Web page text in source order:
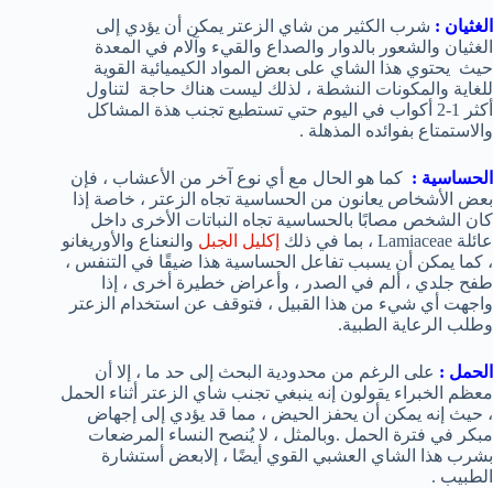
الغثيان : شرب الكثير من شاي الزعتر يمكن أن يؤدي إلى
الغثيان والشعور بالدوار والصداع والقيء وآلام في المعدة
حيث يحتوي هذا الشاي على بعض المواد الكيميائية القوية
للغاية والمكونات النشطة ، لذلك ليست هناك حاجة لتناول
أكثر 1-2 أكواب في اليوم حتي تستطيع تجنب هذة المشاكل
والاستمتاع بفوائده المذهلة .
الحساسية : كما هو الحال مع أي نوع آخر من الأعشاب ، فإن
بعض الأشخاص يعانون من الحساسية تجاه الزعتر ، خاصة إذا
كان الشخص مصابًا بالحساسية تجاه النباتات الأخرى داخل
عائلة Lamiaceae ، بما في ذلك
إكليل الجبل والنعناع والأوريغانو
، كما يمكن أن يسبب تفاعل الحساسية هذا ضيقًا في التنفس ،
طفح جلدي ، ألم في الصدر ، وأعراض خطيرة أخرى ، إذا
واجهت أي شيء من هذا القبيل ، فتوقف عن استخدام الزعتر
وطلب الرعاية الطبية.
الحمل : على الرغم من محدودية البحث إلى حد ما ، إلا أن
معظم الخبراء يقولون إنه ينبغي تجنب شاي الزعتر أثناء الحمل
، حيث إنه يمكن أن يحفز الحيض ، مما قد يؤدي إلى إجهاض
مبكر في فترة الحمل .وبالمثل ، لا يُنصح النساء المرضعات
بشرب هذا الشاي العشبي القوي أيضًا ، إلابعض أستشارة
الطبيب .